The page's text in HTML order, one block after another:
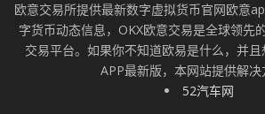
欧意交易所提供最新数字虚拟货币官网欧意
字货币动态信息，OKX欧意交易是全球领先
交易平台。如果你不知道欧易是什么，并
APP最新版，本网站提供解决
52汽车网